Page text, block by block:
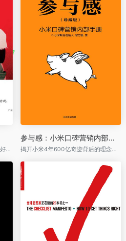
口才训练沟通技巧与人际交往指南好好说活、接话、情商心理学沟通技巧指南
参与感：小米口碑营销内部手册
揭开小米4年600亿奇迹背后的理念、方法和案例。